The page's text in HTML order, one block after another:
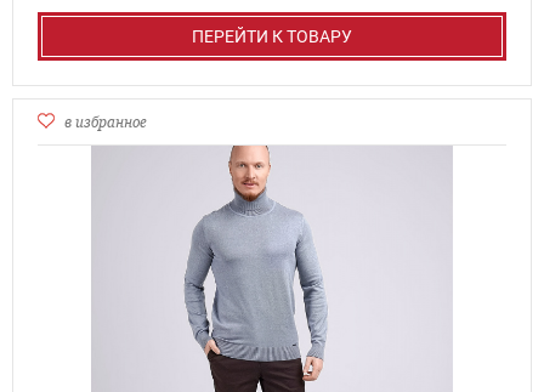
ПЕРЕЙТИ К ТОВАРУ
в избранное